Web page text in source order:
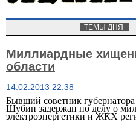
ТЕМЫ ДНЯ
Миллиардные
области
14.02.2013 22:38
Бывший советник
Шубин задержан по делу о
электроэнергетики и ЖКХ